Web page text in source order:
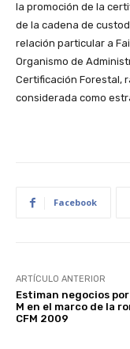
la promoción de la
de la cadena de
relación particular a
Organismo de
Certificación Forestal,
considerada como
Facebook
ARTÍCULO ANTERIOR
Estiman negocios por
M en el marco de la
CFM 2009